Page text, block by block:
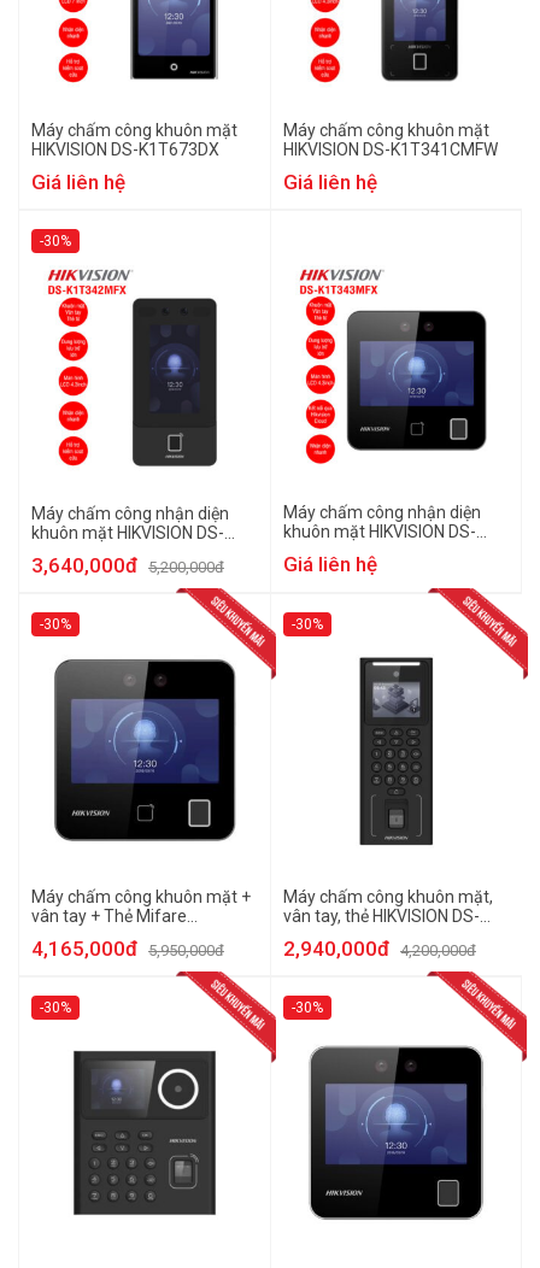
Máy chấm công khuôn mặt
HIKVISION DS-K1T673DX
Giá liên hệ
Máy chấm công khuôn mặt
HIKVISION DS-K1T341CMFW
Giá liên hệ
-30%
Máy chấm công nhận diện
khuôn mặt HIKVISION DS-
3,640,000đ 5,200,000đ
Máy chấm công nhận diện
khuôn mặt HIKVISION DS-
Giá liên hệ
-30%
Máy chấm công khuôn mặt +
vân tay + Thẻ Mifare
4,165,000đ 5,950,000đ
-30%
Máy chấm công khuôn mặt,
vân tay, thẻ HIKVISION DS-
2,940,000đ 4,200,000đ
-30% -30%